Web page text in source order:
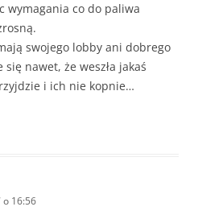
wymagania co do paliwa
swojego lobby ani dobrego
nawet, że weszła jakaś
i ich nie kopnie…
o 16:56